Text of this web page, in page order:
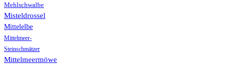
Mehlschwalbe
Misteldrossel
Mittelelbe
Mittelmeer-
Steinschmätzer
Mittelmeermöwe